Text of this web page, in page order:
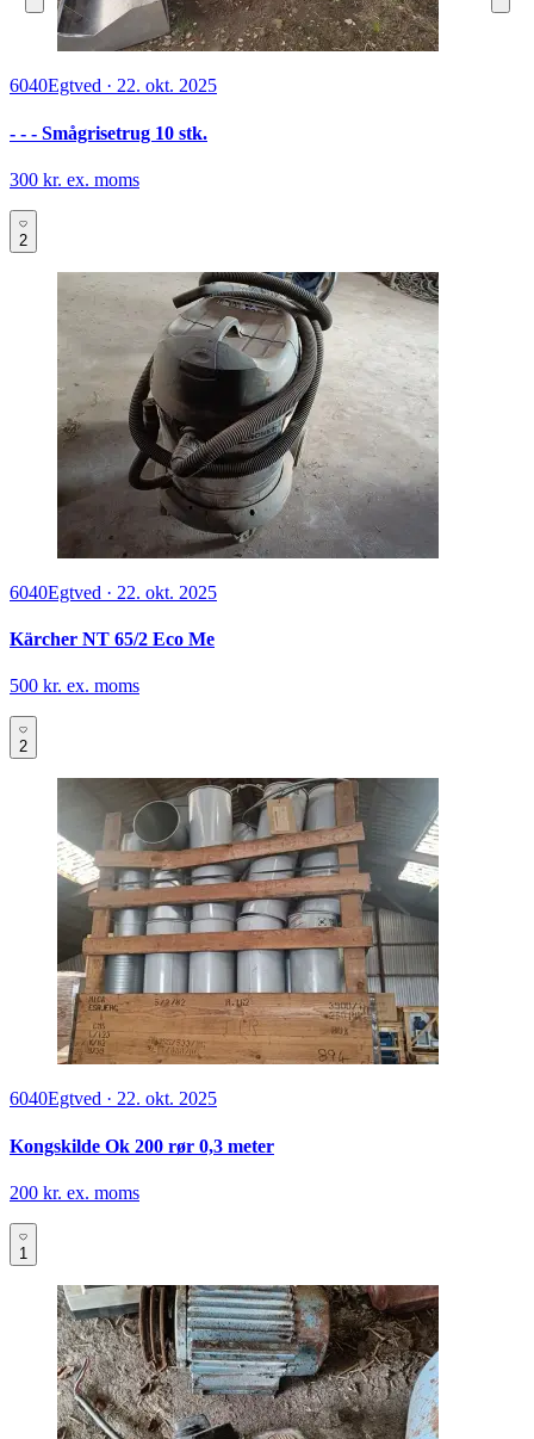
6040Egtved · 22. okt. 2025
- - - Smågrisetrug 10 stk.
300 kr. ex. moms
2
6040Egtved · 22. okt. 2025
Kärcher NT 65/2 Eco Me
500 kr. ex. moms
2
6040Egtved · 22. okt. 2025
Kongskilde Ok 200 rør 0,3 meter
200 kr. ex. moms
1